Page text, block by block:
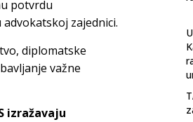
potvrdu
zajednici.
diplomatske
važne
izražavaju